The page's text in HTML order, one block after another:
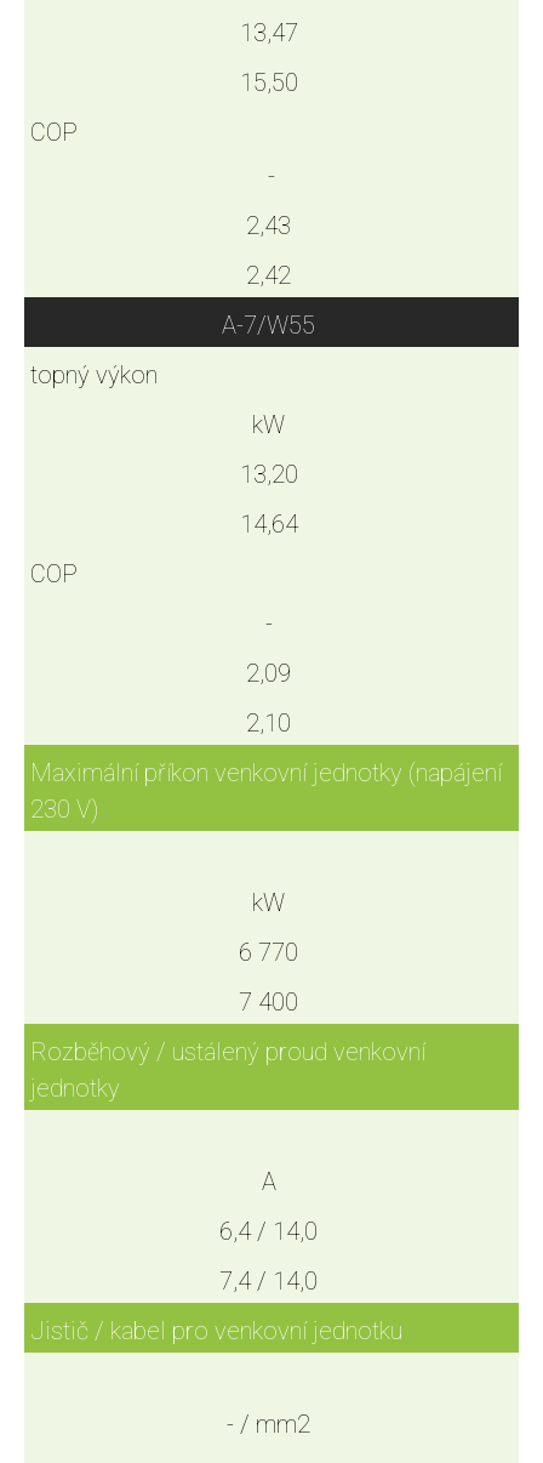
13,47
15,50
COP
-
2,43
2,42
A-7/W55
topný výkon
kW
13,20
14,64
COP
-
2,09
2,10
Maximální příkon venkovní jednotky (napájení
230 V)
kW
6 770
7 400
Rozběhový / ustálený proud venkovní
jednotky
A
6,4 / 14,0
7,4 / 14,0
Jistič / kabel pro venkovní jednotku
- / mm2